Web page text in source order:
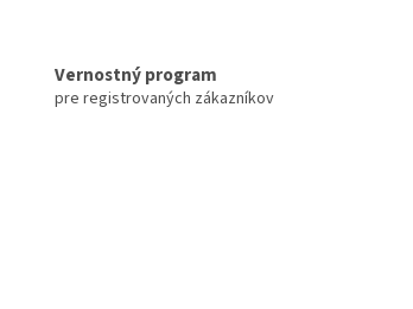
Vernostný program
pre registrovaných zákazníkov